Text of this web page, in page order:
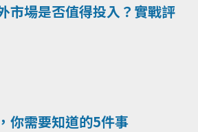
市場是否值得投入？實戰評
你需要知道的5件事